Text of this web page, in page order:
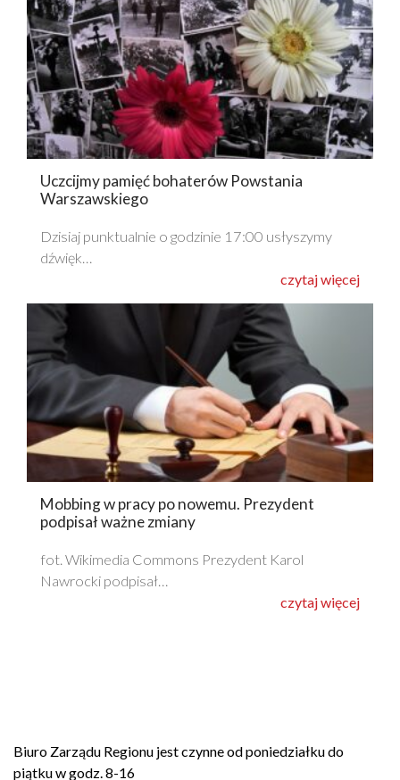
Uczcijmy pamięć bohaterów Powstania
Warszawskiego
Dzisiaj punktualnie o godzinie 17:00 usłyszymy
dźwięk…
czytaj więcej
Mobbing w pracy po nowemu. Prezydent
podpisał ważne zmiany
fot. Wikimedia Commons Prezydent Karol
Nawrocki podpisał…
czytaj więcej
Biuro Zarządu Regionu jest czynne od poniedziałku do
piątku w godz. 8-16